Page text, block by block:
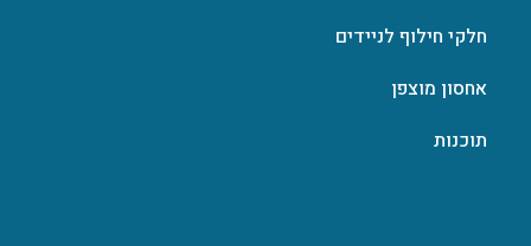
חלקי חילוף לניידים
אחסון מוצפן
תוכנות